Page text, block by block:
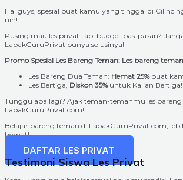
Hai guys, spesial buat kamu yang tinggal di
nih!
Pusing mau les privat tapi budget pas-pasan?
LapakGuruPrivat punya solusinya!
Promo Spesial Les Bareng Teman: Les bareng
Les Bareng Dua Teman: Hemat 25%buat
Les Bertiga, Diskon 35%untuk Kalian Bertiga!
Tunggu apa lagi? Ajak teman-temanmu les bareng
LapakGuruPrivat.com!
Belajar bareng teman di LapakGuruPrivat.com,
hemat!
DAFTAR LES PRIVAT
Testimoni Siswa Les Privat